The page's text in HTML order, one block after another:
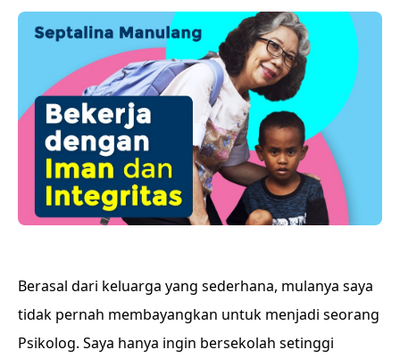
Berasal dari keluarga yang sederhana, mulanya saya
tidak pernah membayangkan untuk menjadi seorang
Psikolog. Saya hanya ingin bersekolah setinggi